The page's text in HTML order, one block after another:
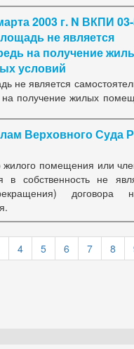
2003 г. N ВКПИ
не является
на получение
условий
не является
на получение жилых
Верховного Суда
жилого помещения или
собственность не
договора
4 5 6 7 8